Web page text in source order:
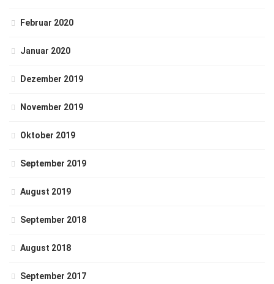
Februar 2020
Januar 2020
Dezember 2019
November 2019
Oktober 2019
September 2019
August 2019
September 2018
August 2018
September 2017